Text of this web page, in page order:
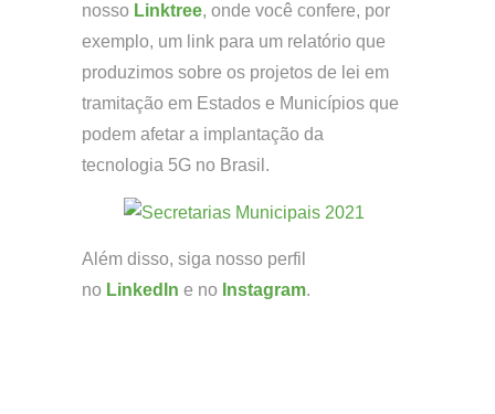
nosso Linktree, onde você confere, por
exemplo, um link para um relatório que
produzimos sobre os projetos de lei em
tramitação em Estados e Municípios que
podem afetar a implantação da
tecnologia 5G no Brasil.
Além disso, siga nosso perfil
no LinkedIn e no Instagram.